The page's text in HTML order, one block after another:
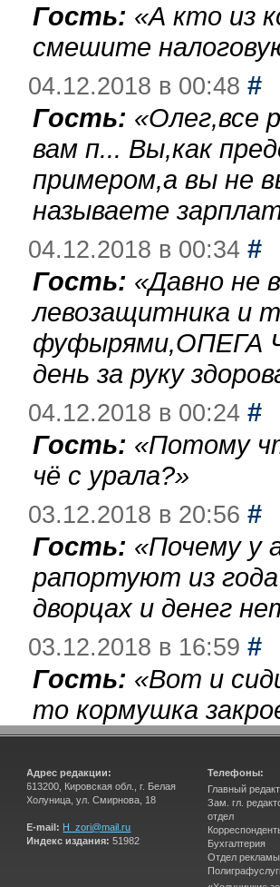
Гость: «А кто из
смешите
04.12.2018 в 00:48 #
Гость: «Олег,все
вам п... Вы,как
примером,а вы не
называете
04.12.2018 в 00:34 #
Гость: «Давно не
левозащитника и
фуфырями,ОПЕГА
день за руку
04.12.2018 в 00:24 #
Гость: «Потому
чё с урала?»
03.12.2018 в 20:56 #
Гость: «Почему у
рапортуют из
дворцах и денег
03.12.2018 в 16:59 #
Гость: «Вот и
то кормушка
Адрес редакции:
613200, Кировская обл., г. Белая
Холуница, ул. Смирнова, 18
E-mail: H_zori@mail.ru
Индекс издания: 51982
Телефоны:
Главный
Зам. гл.
отдел
Бухгалтерия
Отдел рекламы